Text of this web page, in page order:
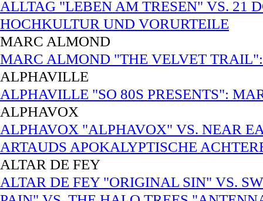
ALLTAG "LEBEN AM TRESEN" VS. 21
HOCHKULTUR UND VORURTEILE
MARC ALMOND
MARC ALMOND "THE VELVET TRAIL":
ALPHAVILLE
ALPHAVILLE "SO 80S PRESENTS":
ALPHAVOX
ALPHAVOX "ALPHAVOX" VS. NEAR
ARTAUDS APOKALYPTISCHE
ALTAR DE FEY
ALTAR DE FEY "ORIGINAL SIN" VS.